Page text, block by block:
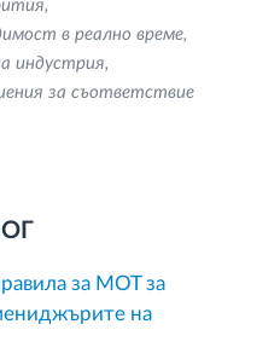
в реално време
индустрия
за съответствие
за MOT за
на